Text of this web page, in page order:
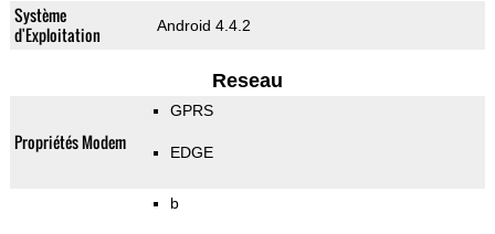
Système
d'Exploitation
Android 4.4.2
Reseau
Propriétés Modem
GPRS
EDGE
b